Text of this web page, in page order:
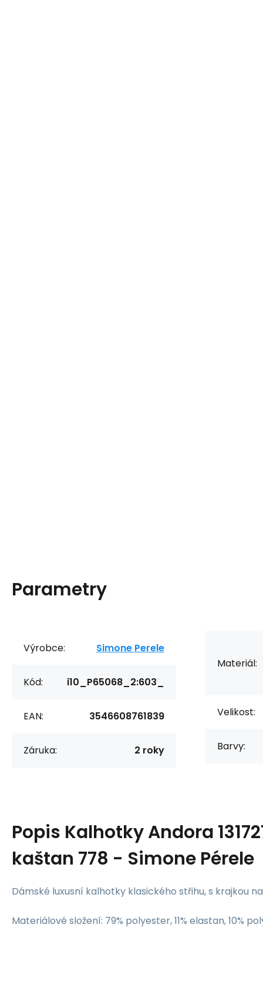
Parametry
Výrobce: Simone Perele
Kód: i10_P65068_2:603_
EAN: 3546608761839
Záruka: 2 roky
Materiál:
Velikost:
Barvy:
Popis Kalhotky Andora
kaštan 778 - Simone Pérele
Dámské luxusní kalhotky klasického střihu, s krajkou
Materiálové složení: 79% polyester, 11% elastan, 10%